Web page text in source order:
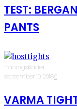
TEST:
PANTS
Träningskläder
·september 10, 2018·0
VARMA